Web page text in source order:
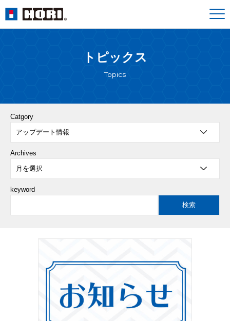
トピックス
Topics
Catgory
Archives
keyword